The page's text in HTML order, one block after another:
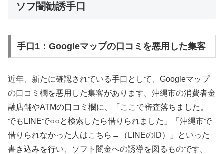
ソフ闇勧誘手口
手口1：Googleマップの口コミを悪用した集客
近年、新たに確認されている手口として、Googleマップ
の口コミ欄を悪用した集客があります。沖縄市の消費者金
融店舗やATMの口コミ欄に、「ここで審査落ちました。
でもLINEで○○と検索したら借りられました」「沖縄市で
借りられなかった人はこちら→（LINEのID）」といった
書き込みを行い、ソフト闇金への誘導を図るものです。